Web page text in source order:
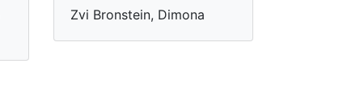
Zvi Bronstein, Dimona